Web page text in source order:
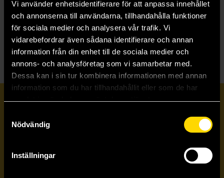
Vi använder enhetsidentifierare för att anpassa innehållet
och annonserna till användarna, tillhandahålla funktioner
för sociala medier och analysera vår trafik. Vi
vidarebefordrar även sådana identifierare och annan
information från din enhet till de sociala medier och
annons- och analysföretag som vi samarbetar med.
Dessa kan i sin tur kombinera informationen med annan
information som du har tillhandahållit eller som de har
samlat in när du har använt deras tjänster.
Nödvändig
Inställningar
Välj ditt äventyr
Välkommen till muséet
Världens väktare
Prenumerera på vårt nyhetsbrev
Skicka